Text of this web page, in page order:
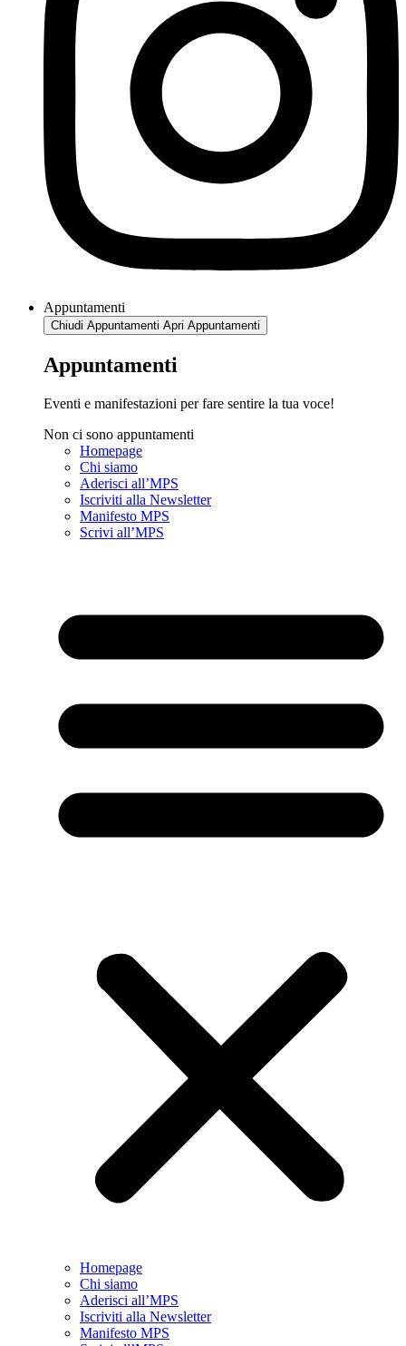
Appuntamenti
Chiudi Appuntamenti Apri Appuntamenti
Appuntamenti
Eventi e manifestazioni per fare sentire la tua voce!
Non ci sono appuntamenti
Homepage
Chi siamo
Aderisci all’MPS
Iscriviti alla Newsletter
Manifesto MPS
Scrivi all’MPS
Homepage
Chi siamo
Aderisci all’MPS
Iscriviti alla Newsletter
Manifesto MPS